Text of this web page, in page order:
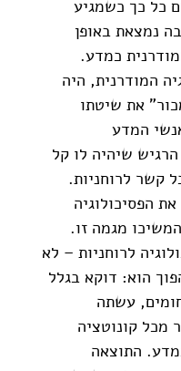
כל כך כשמגיע
נמצאת באופן
כמדע.
המודרנית, היה
את שיטתו
המדע
שיהיה לו קל
קשר לרוחניות.
הפסיכולוגיה
מגמה זו.
לרוחניות – לא
הוא: דוקא בגלל
עשתה
מכל קונוטציה
התוצאה